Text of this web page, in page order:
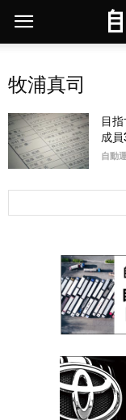
牧浦真司
目
成員
自動